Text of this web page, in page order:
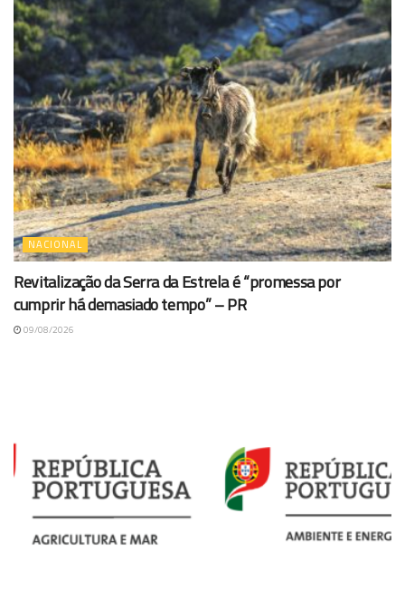
NACIONAL
Revitalização da Serra da Estrela é “promessa por
cumprir há demasiado tempo” – PR
09/08/2026